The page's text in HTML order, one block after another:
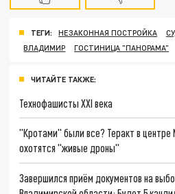
ТЕГИ: НЕЗАКОННАЯ ПОСТРОЙКА
ВЛАДИМИР
ГОСТИНИЦА "ПАНОРАМА"
ЧИТАЙТЕ ТАКЖЕ:
Технофашисты XXI века
"Кротами" были все? Теракт в центре
охотятся "живые дроны"
Завершился приём документов на